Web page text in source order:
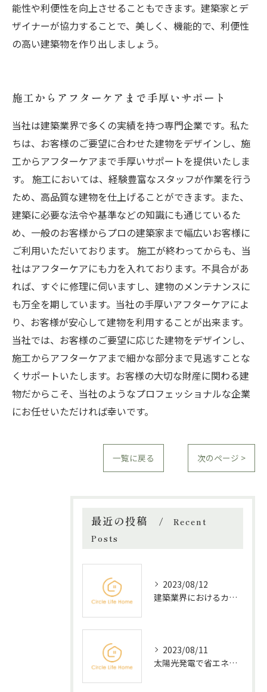
能性や利便性を向上させることもできます。建築家とデ
ザイナーが協力することで、美しく、機能的で、利便性
の高い建築物を作り出しましょう。
施工からアフターケアまで手厚いサポート
当社は建築業界で多くの実績を持つ専門企業です。私た
ちは、お客様のご要望に合わせた建物をデザインし、施
工からアフターケアまで手厚いサポートを提供いたしま
す。 施工においては、経験豊富なスタッフが作業を行う
ため、高品質な建物を仕上げることができます。また、
建築に必要な法令や基準などの知識にも通じているた
め、一般のお客様からプロの建築家まで幅広いお客様に
ご利用いただいております。 施工が終わってからも、当
社はアフターケアにも力を入れております。不具合があ
れば、すぐに修理に伺いますし、建物のメンテナンスに
も万全を期しています。当社の手厚いアフターケアによ
り、お客様が安心して建物を利用することが出来ます。
当社では、お客様のご要望に応じた建物をデザインし、
施工からアフターケアまで細かな部分まで見逃すことな
くサポートいたします。お客様の大切な財産に関わる建
物だからこそ、当社のようなプロフェッショナルな企業
にお任せいただければ幸いです。
一覧に戻る 次のページ >
最近の投稿
Recent
Posts
2023/08/12
建築業界におけるカスタムデザインの重要性
2023/08/11
太陽光発電で省エネ＆環境貢献！建築業界の最新技術に迫る